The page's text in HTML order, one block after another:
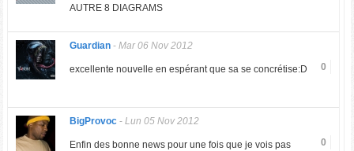
AUTRE 8 DIAGRAMS
Guardian- Mar 06 Nov 2012
0
excellente nouvelle en espérant que sa se concrétise:D
BigProvoc- Lun 05 Nov 2012
0
Enfin des bonne news pour une fois que je vois pas